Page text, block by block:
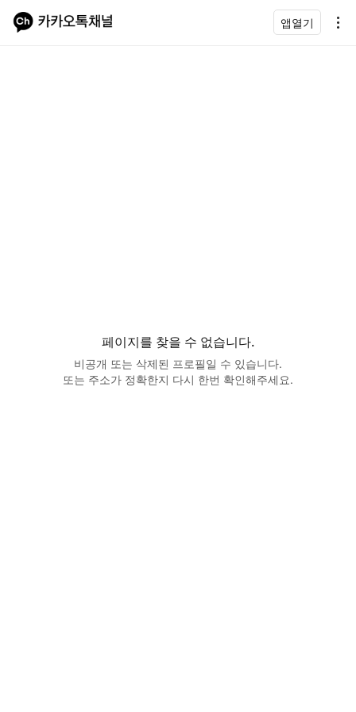
앱열기
페이지를 찾을 수 없습니다.
비공개 또는 삭제된 프로필일 수 있습니다.
또는 주소가 정확한지 다시 한번 확인해주세요.